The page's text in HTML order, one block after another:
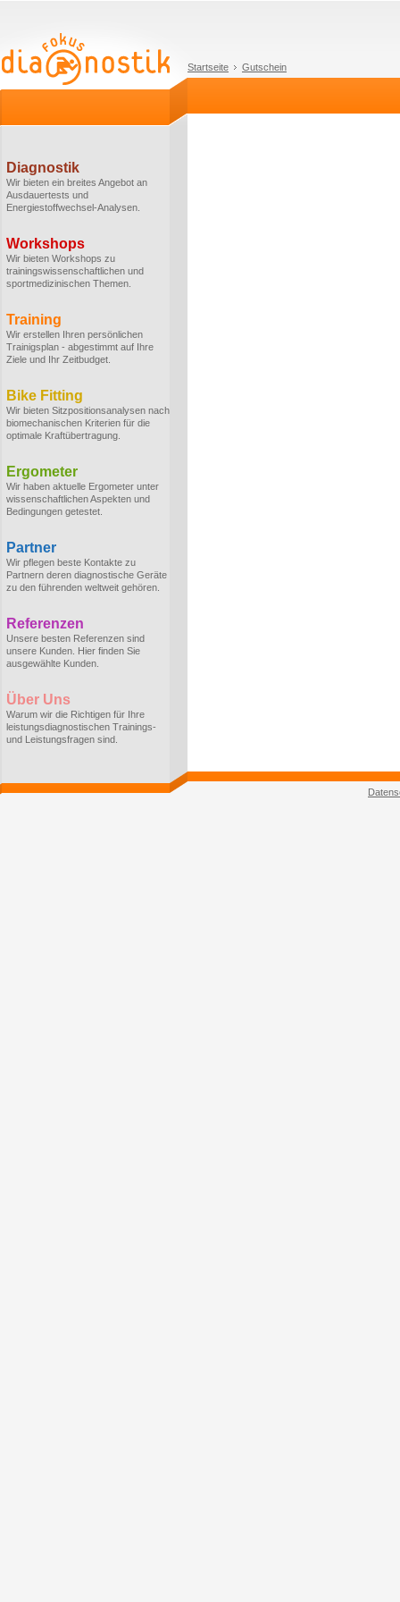
Startseite Gutschein
Diagnostik
Wir bieten ein breites Angebot an
Ausdauertests und
Energiestoffwechsel-Analysen.
Workshops
Wir bieten Workshops zu
trainingswissenschaftlichen und
sportmedizinischen Themen.
Training
Wir erstellen Ihren persönlichen
Trainigsplan - abgestimmt auf Ihre
Ziele und Ihr Zeitbudget.
Bike Fitting
Wir bieten Sitzpositionsanalysen nach
biomechanischen Kriterien für die
optimale Kraftübertragung.
Ergometer
Wir haben aktuelle Ergometer unter
wissenschaftlichen Aspekten und
Bedingungen getestet.
Partner
Wir pflegen beste Kontakte zu
Partnern deren diagnostische Geräte
zu den führenden weltweit gehören.
Referenzen
Unsere besten Referenzen sind
unsere Kunden. Hier finden Sie
ausgewählte Kunden.
Über Uns
Warum wir die Richtigen für Ihre
leistungsdiagnostischen Trainings-
und Leistungsfragen sind.